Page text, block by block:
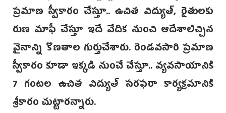
ప్రమాణ స్వీకారం చేస్తూ.. ఉచిత విద్యుత్, రైతులకు
రుణ మాఫీ చేస్తూ ఇదే వేదిక నుంచి ఆదేశాలిచ్చిన
వైనాన్ని కొణతాల గుర్తుచేశారు. రెండవసారి ప్రమాణ
స్వీకారం కూడా ఇక్కడి నుంచే చేస్తూ.. వ్యవసాయానికి
7 గంటల ఉచిత విద్యుత్‌ సరఫరా కార్యక్రమానికి
శ్రీకారం చుట్టారన్నారు.